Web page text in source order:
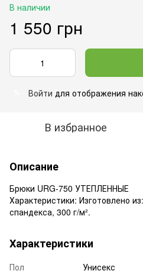
В наличии
1 550 грн
Войти для отображения
В избранное
Описание
Брюки URG-750 УТЕПЛЕННЫЕ
Характеристики: Изготовлено
спандекса, 300 г/м².
Характеристики
Пол
Унисекс